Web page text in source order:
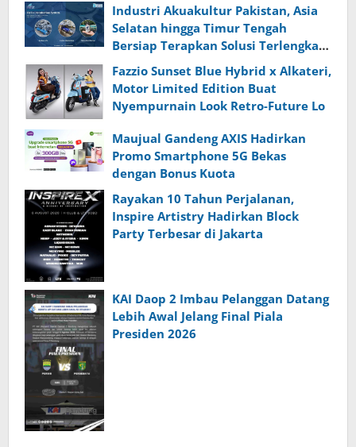
Industri Akuakultur Pakistan, Asia
Selatan hingga Timur Tengah
Bersiap Terapkan Solusi Terlengkap
dari Indonesia
Fazzio Sunset Blue Hybrid x Alkateri,
Motor Limited Edition Buat
Nyempurnain Look Retro-Future Lo
Maujual Gandeng AXIS Hadirkan
Promo Smartphone 5G Bekas
dengan Bonus Kuota
Rayakan 10 Tahun Perjalanan,
Inspire Artistry Hadirkan Block
Party Terbesar di Jakarta
KAI Daop 2 Imbau Pelanggan Datang
Lebih Awal Jelang Final Piala
Presiden 2026